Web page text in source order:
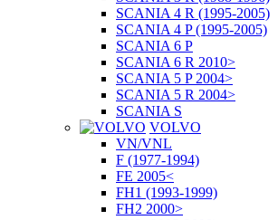
SCANIA 4 R (1995-2005)
SCANIA 4 P (1995-2005)
SCANIA 6 P
SCANIA 6 R 2010>
SCANIA 5 P 2004>
SCANIA 5 R 2004>
SCANIA S
VOLVO
VN/VNL
F (1977-1994)
FE 2005<
FH1 (1993-1999)
FH2 2000>